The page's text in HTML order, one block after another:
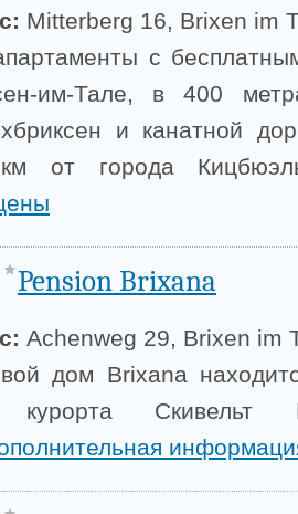
Mitterberg 16, Brixen im
с
им-Тале, в 400
и канатной
от города
Pension Brixana
Achenweg 29, Brixen im
дом Brixana
курорта Скивельт